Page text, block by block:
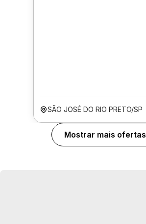
SÃO JOSÉ DO RIO PRETO/SP
Mostrar mais ofertas